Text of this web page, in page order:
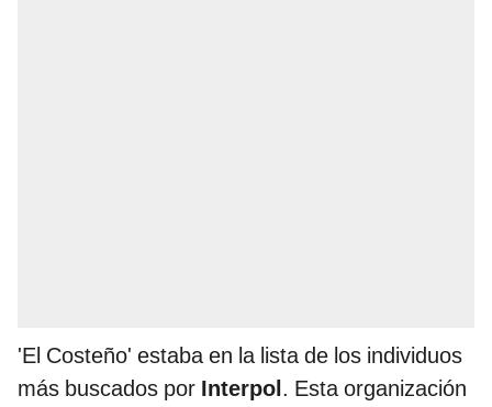
'El Costeño' estaba en la lista de los individuos
más buscados por Interpol. Esta organización